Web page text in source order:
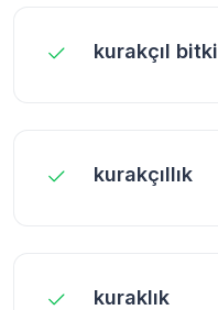
kurakçıl bitki
kurakçıllık
kuraklık